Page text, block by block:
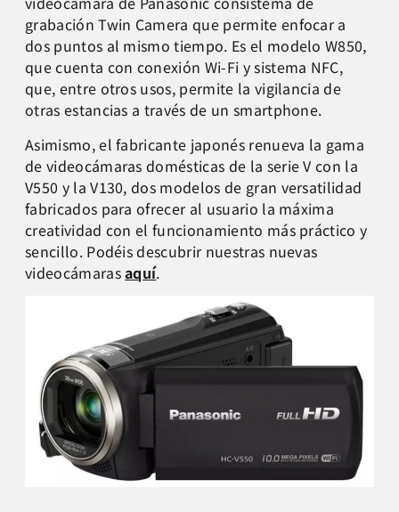
grabación Twin Camera que permite enfocar a
dos puntos al mismo tiempo. Es el modelo W850,
que cuenta con conexión Wi-Fi y sistema NFC,
que, entre otros usos, permite la vigilancia de
otras estancias a través de un smartphone.
Asimismo, el fabricante japonés renueva la gama
de videocámaras domésticas de la serie V con la
V550 y la V130, dos modelos de gran versatilidad
fabricados para ofrecer al usuario la máxima
creatividad con el funcionamiento más práctico y
sencillo. Podéis descubrir nuestras nuevas
videocámarasaquí.